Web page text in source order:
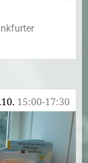
15:00-17:30